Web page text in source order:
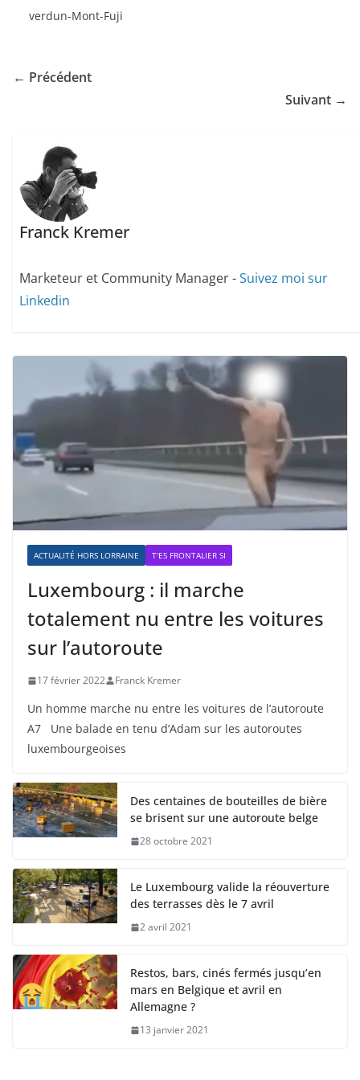
verdun-Mont-Fuji
← Précédent
Suivant →
Franck Kremer
Marketeur et Community Manager -Suivez moi sur
Linkedin
ACTUALITÉ HORS LORRAINE T'ES FRONTALIER SI
Luxembourg : il marche
totalement nu entre les voitures
sur l’autoroute
17 février 2022 Franck Kremer
Un homme marche nu entre les voitures de l’autoroute
A7 Une balade en tenu d’Adam sur les autoroutes
luxembourgeoises
Des centaines de bouteilles de bière
se brisent sur une autoroute belge
28 octobre 2021
Le Luxembourg valide la réouverture
des terrasses dès le 7 avril
2 avril 2021
Restos, bars, cinés fermés jusqu’en
mars en Belgique et avril en
Allemagne ?
13 janvier 2021